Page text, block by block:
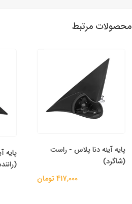
محصولات مرتبط
پایه آینه دنا پلاس - راست
(شاگرد)
417,000 تومان
پایه